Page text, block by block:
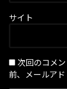
サイト
次回のコメ
前、メールア